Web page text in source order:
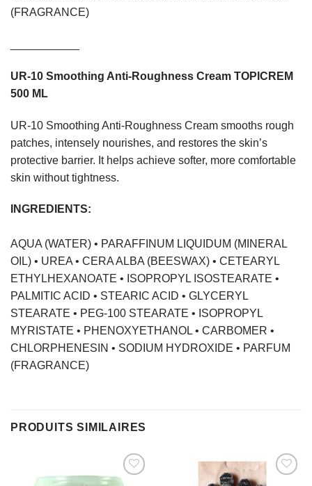
(FRAGRANCE)
UR-10 Smoothing Anti-Roughness Cream TOPICREM
500 ML
UR-10 Smoothing Anti-Roughness Cream smooths rough
patches, intensely nourishes, and restores the skin’s
protective barrier. It helps achieve softer, more comfortable
skin without tightness.
INGREDIENTS:
AQUA (WATER) • PARAFFINUM LIQUIDUM (MINERAL
OIL) • UREA • CERA ALBA (BEESWAX) • CETEARYL
ETHYLHEXANOATE • ISOPROPYL ISOSTEARATE •
PALMITIC ACID • STEARIC ACID • GLYCERYL
STEARATE • PEG-100 STEARATE • ISOPROPYL
MYRISTATE • PHENOXYETHANOL • CARBOMER •
CHLORPHENESIN • SODIUM HYDROXIDE • PARFUM
(FRAGRANCE)
PRODUITS SIMILAIRES